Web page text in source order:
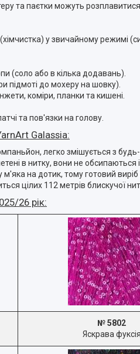
та паєтки можуть
у звичайному режимі
(соло або в кілька додавань).
підмоті до мохеру на шовку).
коміри, планки та кишені.
та пов'язки на голову.
Galassia:
легко змішується з
в нитку, вони не
м'яка на дотик, тому готовий
цілих 112 метрів блискучої
26 рік:
№ 5802
Яскрава фуксія